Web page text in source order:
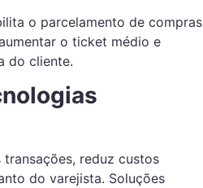
o parcelamento de compras
o ticket médio e
do cliente.
transações, reduz custos
do varejista. Soluções